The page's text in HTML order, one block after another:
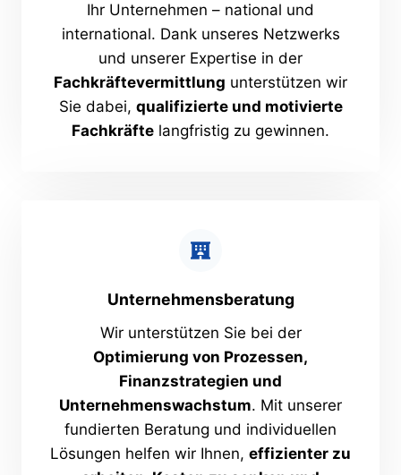
Ihr Unternehmen – national und
international. Dank unseres Netzwerks
und unserer Expertise in der
Fachkräftevermittlung unterstützen wir
Sie dabei, qualifizierte und motivierte
Fachkräfte langfristig zu gewinnen.
Unternehmensberatung
Wir unterstützen Sie bei der
Optimierung von Prozessen,
Finanzstrategien und
Unternehmenswachstum. Mit unserer
fundierten Beratung und individuellen
Lösungen helfen wir Ihnen, effizienter zu